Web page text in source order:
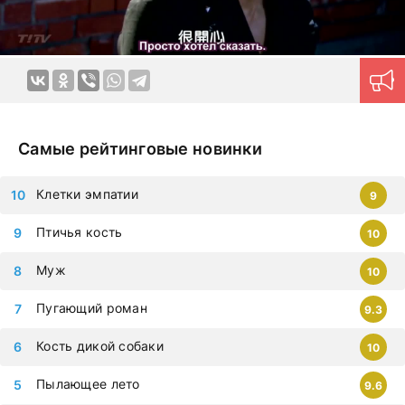
упустить самые современные дорамы, которыми
восхищается весь мир. Все фильмы можно смотреть на
любых гаджетах – iphone, android, планшет.
Самые рейтинговые новинки
Пылающее лето 9.6
Кость дикой собаки 10
Пугающий роман 9.3
Муж 10
Птичья кость 10
Клетки эмпатии 9